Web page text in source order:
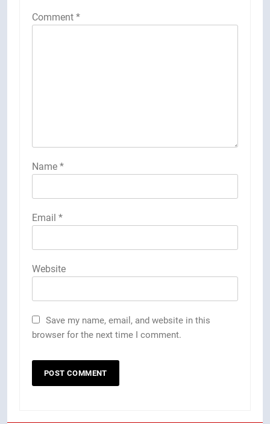
Comment *
Name *
Email *
Website
Save my name, email, and website in this
browser for the next time I comment.